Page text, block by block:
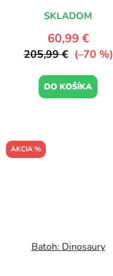
SKLADOM
60,99 €
205,99 € (–70 %)
DO KOŠÍKA
AKCIA %
Batoh: Dinosaury